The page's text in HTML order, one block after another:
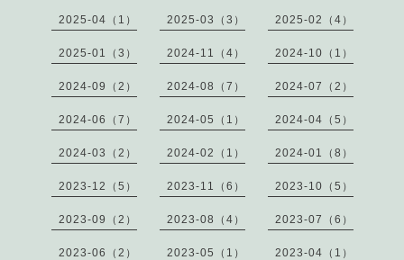
2025-04（1） 2025-03（3） 2025-02（4）
2025-01（3） 2024-11（4） 2024-10（1）
2024-09（2） 2024-08（7） 2024-07（2）
2024-06（7） 2024-05（1） 2024-04（5）
2024-03（2） 2024-02（1） 2024-01（8）
2023-12（5） 2023-11（6） 2023-10（5）
2023-09（2） 2023-08（4） 2023-07（6）
2023-06（2） 2023-05（1） 2023-04（1）